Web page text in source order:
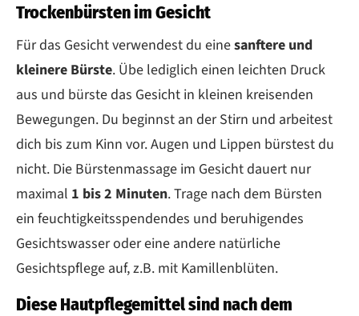
Trockenbürsten im Gesicht
Für das Gesicht verwendest du einesanftere und
kleinere Bürste. Übe lediglich einen leichten Druck
aus und bürste das Gesicht in kleinen kreisenden
Bewegungen. Du beginnst an der Stirn und arbeitest
dich bis zum Kinn vor. Augen und Lippen bürstest du
nicht. Die Bürstenmassage im Gesicht dauert nur
maximal 1 bis 2 Minuten. Trage nach dem Bürsten
ein feuchtigkeitsspendendes und beruhigendes
Gesichtswasser oder eine andere natürliche
Gesichtspflege auf, z.B. mit Kamillenblüten.
Diese Hautpflegemittel sind nach dem